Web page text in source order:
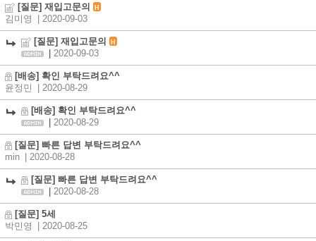
[질문] 재입고문의 H
김미영 | 2020-09-03
[질문] 재입고문의 H
2020-09-03
[배송] 확인 부탁드려요^^
윤정민
| 2020-08-29
[배송] 확인 부탁드려요^^
2020-08-29
[질문] 빠른 답변 부탁드려요^^
min
| 2020-08-28
[질문] 빠른 답변 부탁드려요^^
2020-08-28
[질문] 5세
박민영
| 2020-08-25